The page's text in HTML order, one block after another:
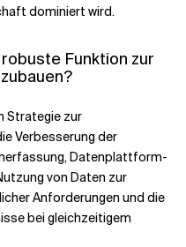
dominiert wird.
Funktion zur
Strategie zur
Verbesserung der
Datenplattform-
von Daten zur
Anforderungen und die
bei gleichzeitigem